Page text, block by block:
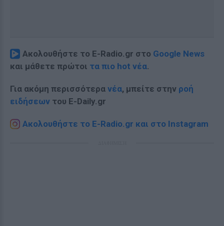
Ακολουθήστε το E-Radio.gr στο Google News
και μάθετε πρώτοι τα πιο hot νέα.
Για ακόμη περισσότερα νέα, μπείτε στην ροή
ειδήσεων του E-Daily.gr
Ακολουθήστε το E-Radio.gr και στο Instagram